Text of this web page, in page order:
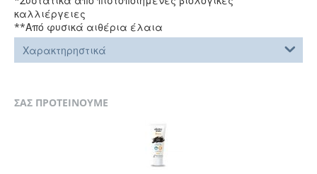
καλλιέργειες
**Από φυσικά αιθέρια έλαια
Χαρακτηρηστικά
ΣΑΣ ΠΡΟΤΕΙΝΟΥΜΕ